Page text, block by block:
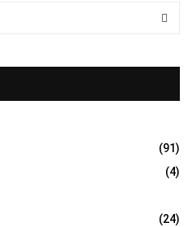
R
C
H
(91)
(4)
(24)